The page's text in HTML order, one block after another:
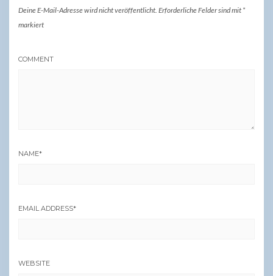
Deine E-Mail-Adresse wird nicht veröffentlicht. Erforderliche Felder sind mit *
markiert
COMMENT
NAME*
EMAIL ADDRESS*
WEBSITE